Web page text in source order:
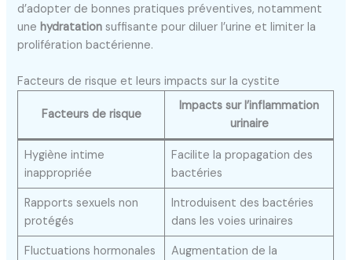
d’adopter de bonnes pratiques préventives, notamment
unehydratation suffisante pour diluer l’urine et limiter la
prolifération bactérienne.
Facteurs de risque et leurs impacts sur la cystite
Facteurs de risque
Impacts sur l’inflammation
urinaire
Hygiène intime
inappropriée
Facilite la propagation des
bactéries
Rapports sexuels non
protégés
Introduisent des bactéries
dans les voies urinaires
Fluctuations hormonales
Augmentation de la